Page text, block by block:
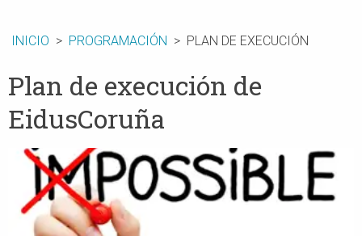
INICIO PROGRAMACIÓN PLAN DE EXECUCIÓN
Plan de execución de
EidusCoruña